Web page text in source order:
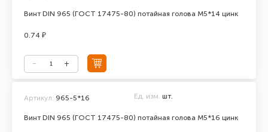
Винт DIN 965 (ГОСТ 17475-80) потайная голова М5*14 цинк
0.74 ₽
Винт DIN 965 (ГОСТ 17475-80) потайная голова М5*16 цинк
Артикул: 965-5*16 Ед. изм. шт.